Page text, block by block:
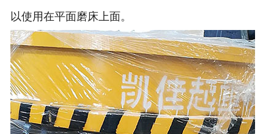
以使用在平面磨床上面。